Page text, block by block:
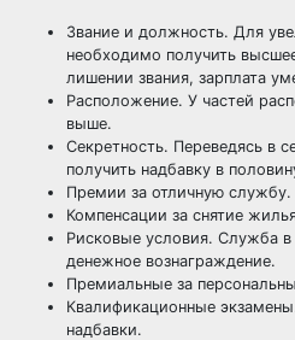
Звание и должность. Для
необходимо получить
лишении звания, зарплата
Расположение. У частей
выше.
Секретность. Переведясь в
получить надбавку в
Премии за отличную службу.
Компенсации за снятие
Рисковые условия. Служба в
денежное вознаграждение.
Премиальные за
Квалификационные
надбавки.